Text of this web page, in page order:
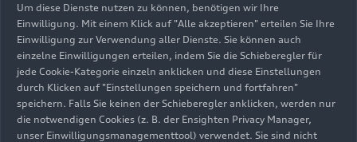
Die Abläufe in der Formel 1 sind komplex und
umfassen Teammitglieder an 24 Rennorten auf
fünf Kontinenten. Die intelligenten Tools von
Perk reduzieren Reibungsverluste bei wichtigen
Abläufen, indem sie zeitaufwendige manuelle
Aufgaben wie Reisebuchungen,
Um diese Dienste nutzen zu können, benötigen wir Ihre
Einwilligung. Mit einem Klick auf "Alle akzeptieren" erteilen Sie Ihre
Einwilligung zur Verwendung aller Dienste. Sie können auch
einzelne Einwilligungen erteilen, indem Sie die Schieberegler für
jede Cookie-Kategorie einzeln anklicken und diese Einstellungen
durch Klicken auf "Einstellungen speichern und fortfahren"
speichern. Falls Sie keinen der Schieberegler anklicken, werden nur
die notwendigen Cookies (z. B. der Ensighten Privacy Manager,
unser Einwilligungsmanagementtool) verwendet. Sie sind nicht